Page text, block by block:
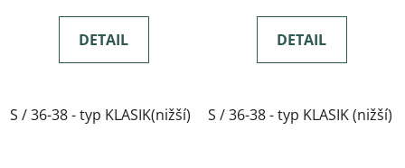
DETAIL
S / 36-38 - typ KLASIK(nižší) M / 39-41- typ KLASIK(nižší)
DETAIL
S / 36-38 - typ KLASIK (nižší)